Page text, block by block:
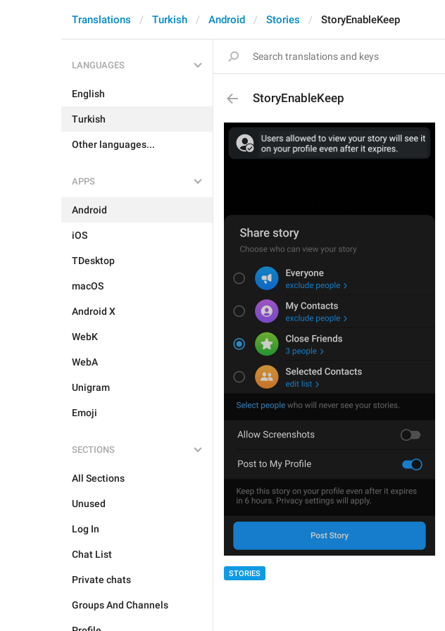
Translations Turkish Android Stories StoryEnableKeep
LANGUAGES
English
Turkish
Other languages...
APPS
Android
iOS
TDesktop
macOS
Android X
WebK
WebA
Unigram
Emoji
SECTIONS
All Sections
Unused
Log In
Chat List
Private chats
Groups And Channels
StoryEnableKeep
STORIES